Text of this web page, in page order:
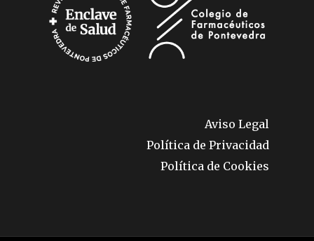
Aviso Legal
Política de Privacidad
Política de Cookies